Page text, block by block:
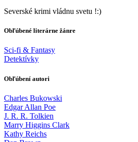
Severské krimi vládnu svetu !:)
Obľúbené literárne žánre
Sci-fi & Fantasy
Detektívky
Obľúbení autori
Charles Bukowski
Edgar Allan Poe
J. R. R. Tolkien
Marry Higgins Clark
Kathy Reichs